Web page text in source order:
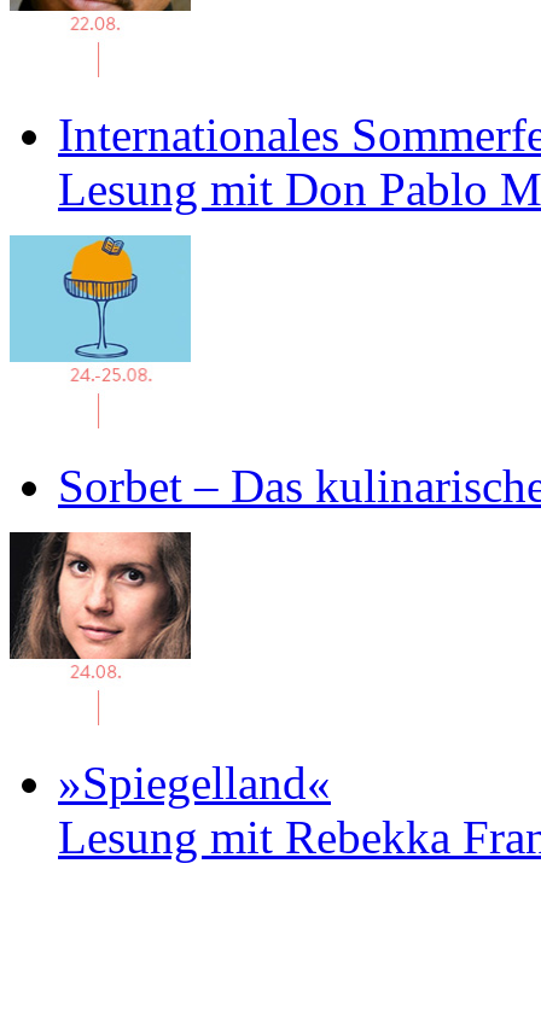
Internationales
Lesung mit Don Pablo
Sorbet – Das
»Spiegelland«
Lesung mit Rebekka